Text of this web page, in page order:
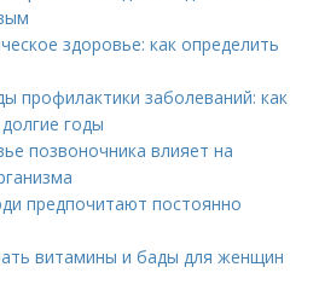
здоровье: как определить
профилактики заболеваний: как
годы
позвоночника влияет на
предпочитают постоянно
витамины и бады для женщин